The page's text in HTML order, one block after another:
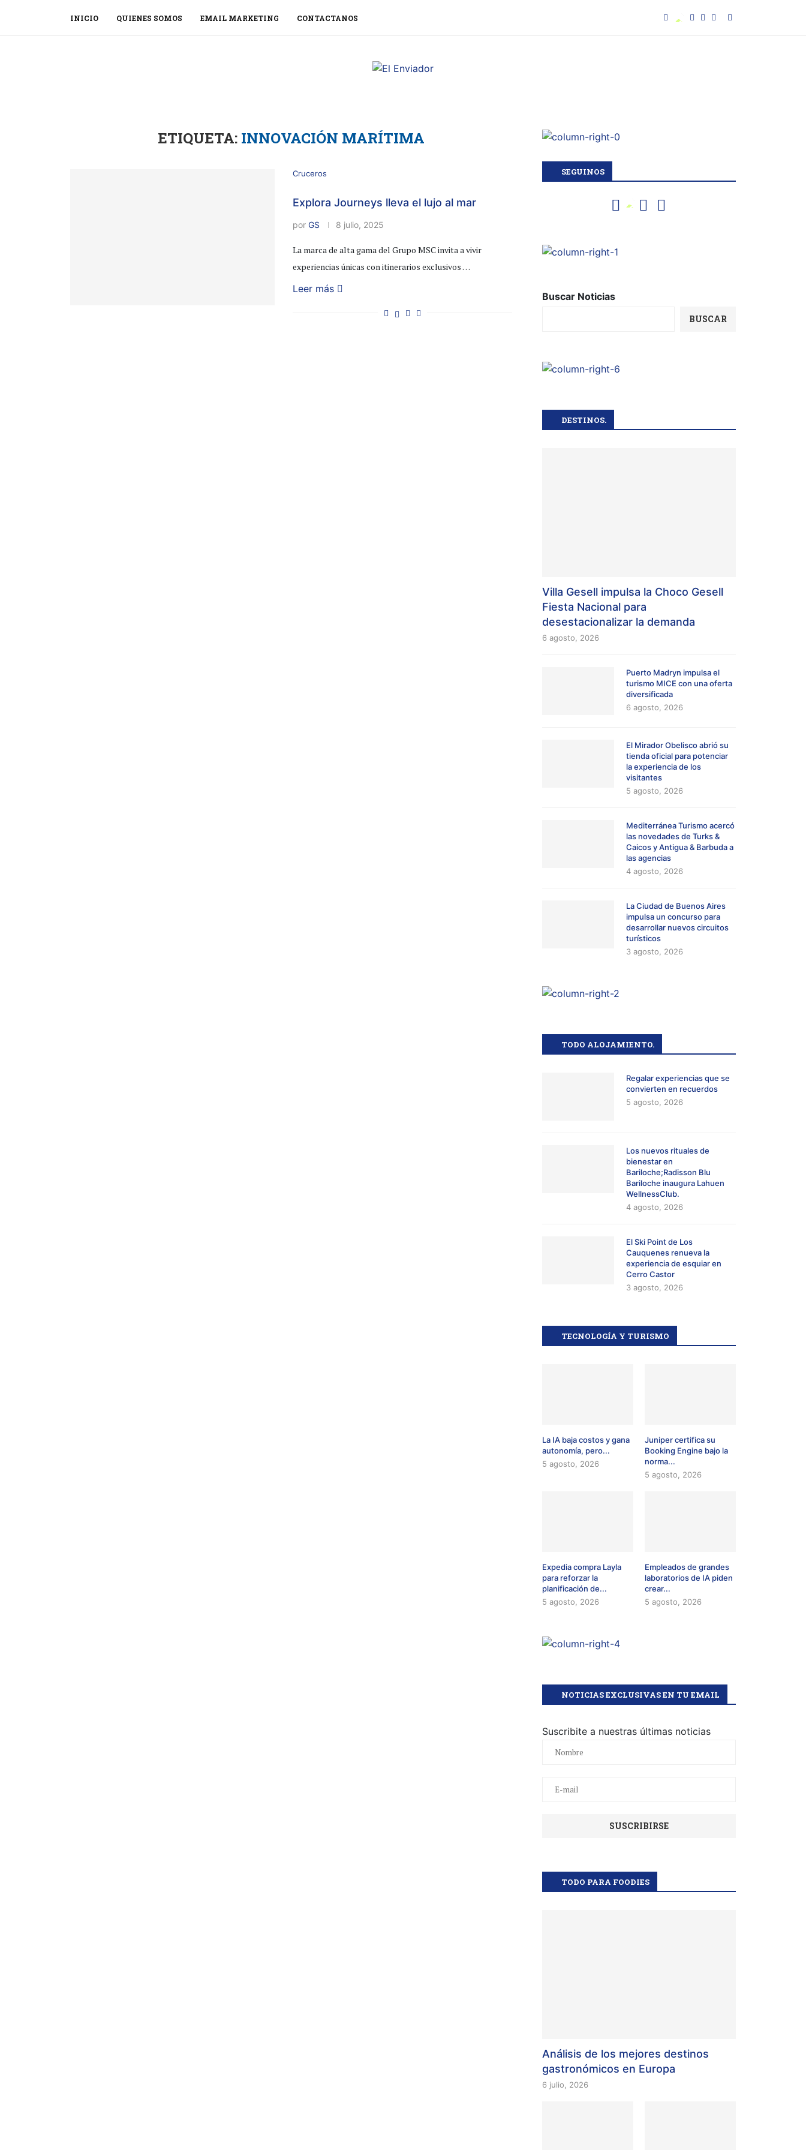
INICIO QUIENES SOMOS EMAIL MARKETING CONTACTANOS
ETIQUETA: INNOVACIÓN MARÍTIMA
Cruceros
Explora Journeys lleva el lujo al mar
porGS 8 julio, 2025
La marca de alta gama del Grupo MSC invita a vivir
experiencias únicas con itinerarios exclusivos …
Leer más
SEGUINOS
Buscar Noticias
BUSCAR
DESTINOS.
Villa Gesell impulsa la Choco Gesell
Fiesta Nacional para
desestacionalizar la demanda
6 agosto, 2026
Puerto Madryn impulsa el
turismo MICE con una oferta
diversificada
6 agosto, 2026
El Mirador Obelisco abrió su
tienda oficial para potenciar
la experiencia de los
visitantes
5 agosto, 2026
Mediterránea Turismo acercó
las novedades de Turks &
Caicos y Antigua & Barbuda a
las agencias
4 agosto, 2026
La Ciudad de Buenos Aires
impulsa un concurso para
desarrollar nuevos circuitos
turísticos
3 agosto, 2026
TODO ALOJAMIENTO.
Regalar experiencias que se
convierten en recuerdos
5 agosto, 2026
Los nuevos rituales de
bienestar en
Bariloche;Radisson Blu
Bariloche inaugura Lahuen
WellnessClub.
4 agosto, 2026
El Ski Point de Los
Cauquenes renueva la
experiencia de esquiar en
Cerro Castor
3 agosto, 2026
TECNOLOGÍA Y TURISMO
La IA baja costos y gana
autonomía, pero...
5 agosto, 2026
Juniper certifica su
Booking Engine bajo la
norma...
5 agosto, 2026
Expedia compra Layla
para reforzar la
planificación de...
5 agosto, 2026
Empleados de grandes
laboratorios de IA piden
crear...
5 agosto, 2026
NOTICIAS EXCLUSIVAS EN TU EMAIL
Suscribite a nuestras últimas noticias
TODO PARA FOODIES
Análisis de los mejores destinos
gastronómicos en Europa
6 julio, 2026